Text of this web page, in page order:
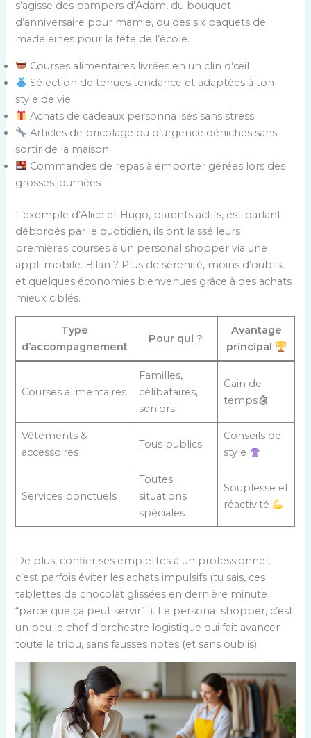
s’agisse des pampers d’Adam, du bouquet
d’anniversaire pour mamie, ou des six paquets de
madeleines pour la fête de l’école.
Courses alimentaires livrées en un clin d’œil
Sélection de tenues tendance et adaptées à ton
style de vie
Achats de cadeaux personnalisés sans stress
Articles de bricolage ou d’urgence dénichés sans
sortir de la maison
Commandes de repas à emporter gérées lors des
grosses journées
L’exemple d’Alice et Hugo, parents actifs, est parlant :
débordés par le quotidien, ils ont laissé leurs
premières courses à un personal shopper via une
appli mobile. Bilan ? Plus de sérénité, moins d’oublis,
et quelques économies bienvenues grâce à des achats
mieux ciblés.
Type
d’accompagnement
Pour qui ?
Avantage
principal
Courses alimentaires
Familles,
célibataires,
seniors
Gain de
temps
Vêtements &
accessoires
Tous publics
Conseils de
style
Services ponctuels
Toutes
situations
spéciales
Souplesse et
réactivité
De plus, confier ses emplettes à un professionnel,
c’est parfois éviter les achats impulsifs (tu sais, ces
tablettes de chocolat glissées en dernière minute
“parce que ça peut servir” !). Le personal shopper, c’est
un peu le chef d’orchestre logistique qui fait avancer
toute la tribu, sans fausses notes (et sans oublis).